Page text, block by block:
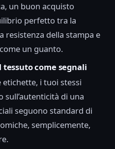
un buon acquisto
perfetto tra la
resistenza della stampa e
un guanto.
tessuto come segnali
i tuoi stessi
di una
seguono standard di
semplicemente,